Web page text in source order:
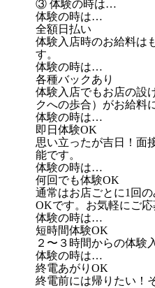
③ 体験の時は…
体験の時は…
全額日払い
体験入店時のお給料は
す。
体験の時は…
各種バックあり
体験入店でもお店の設
クへの歩合）がお給料
体験の時は…
即日体験OK
思い立ったが吉日！面
能です。
体験の時は…
何回でも体験OK
通常はお店ごとに1回
OKです。お気軽にご応
体験の時は…
短時間体験OK
２〜３時間からの体験
体験の時は…
終電あがりOK
終電前には帰りたい！